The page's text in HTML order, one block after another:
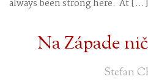
always been strong here. At […]
Na Západe
Stefan